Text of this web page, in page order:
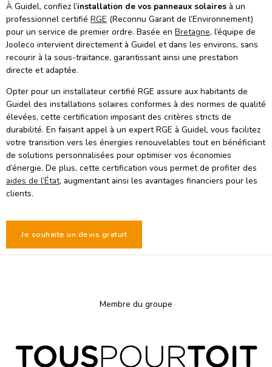
À Guidel, confiez l’installation de vos panneaux solaires à un
professionnel certifié RGE (Reconnu Garant de l’Environnement)
pour un service de premier ordre. Basée en Bretagne, l’équipe de
Jooleco intervient directement à Guidel et dans les environs, sans
recourir à la sous-traitance, garantissant ainsi une prestation
directe et adaptée.
Opter pour un installateur certifié RGE assure aux habitants de
Guidel des installations solaires conformes à des normes de qualité
élevées, cette certification imposant des critères stricts de
durabilité. En faisant appel à un expert RGE à Guidel, vous facilitez
votre transition vers les énergies renouvelables tout en bénéficiant
de solutions personnalisées pour optimiser vos économies
d’énergie. De plus, cette certification vous permet de profiter des
aides de l’État, augmentant ainsi les avantages financiers pour les
clients.
Je souhaite un devis gratuit
Membre du groupe